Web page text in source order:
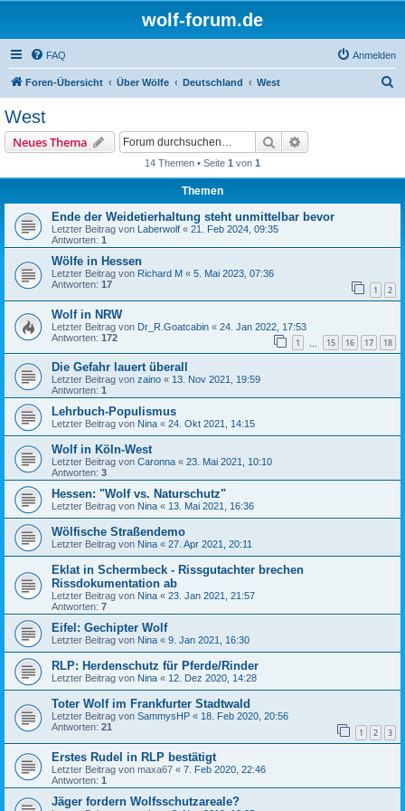
wolf-forum.de
FAQ Anmelden
Foren-Übersicht Über Wölfe Deutschland West
West
Neues Thema Suche
14 Themen • Seite 1 von 1
Themen
Ende der Weidetierhaltung steht unmittelbar bevor
Letzter Beitrag von Laberwolf « 21. Feb 2024, 09:35
Antworten: 1
Wölfe in Hessen
Letzter Beitrag von Richard M « 5. Mai 2023, 07:36
Antworten: 17 1 2
Wolf in NRW
Letzter Beitrag von Dr_R.Goatcabin « 24. Jan 2022, 17:53
Antworten: 172 1 15 16 17 18
Die Gefahr lauert überall
Letzter Beitrag von zaino « 13. Nov 2021, 19:59
Antworten: 1
Lehrbuch-Populismus
Letzter Beitrag von Nina « 24. Okt 2021, 14:15
Wolf in Köln-West
Letzter Beitrag von Caronna « 23. Mai 2021, 10:10
Antworten: 3
Hessen: "Wolf vs. Naturschutz"
Letzter Beitrag von Nina « 13. Mai 2021, 16:36
Wölfische Straßendemo
Letzter Beitrag von Nina « 27. Apr 2021, 20:11
Eklat in Schermbeck - Rissgutachter brechen
Rissdokumentation ab
Letzter Beitrag von Nina « 23. Jan 2021, 21:57
Antworten: 7
Eifel: Gechipter Wolf
Letzter Beitrag von Nina « 9. Jan 2021, 16:30
RLP: Herdenschutz für Pferde/Rinder
Letzter Beitrag von Nina « 12. Dez 2020, 14:28
Toter Wolf im Frankfurter Stadtwald
Letzter Beitrag von SammysHP « 18. Feb 2020, 20:56
Antworten: 21 1 2 3
Erstes Rudel in RLP bestätigt
Letzter Beitrag von maxa67 « 7. Feb 2020, 22:46
Antworten: 1
Jäger fordern Wolfsschutzareale?